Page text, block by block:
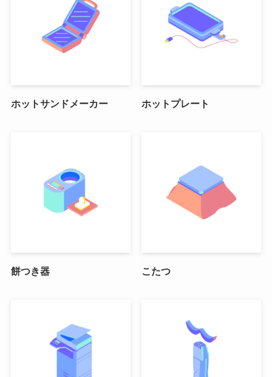
ホットサンドメーカー ホットプレート
餅つき器 こたつ